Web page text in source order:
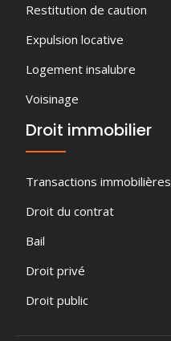
Restitution de caution
Expulsion locative
Logement insalubre
Voisinage
Droit immobilier
Transactions immobilières
Droit du contrat
Bail
Droit privé
Droit public